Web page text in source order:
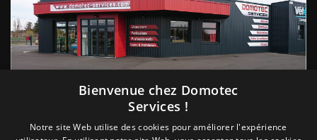
Suivez nous
Bienvenue chez Domotec
Services !
Notre site Web utilise des cookies pour améliorer l'expérience